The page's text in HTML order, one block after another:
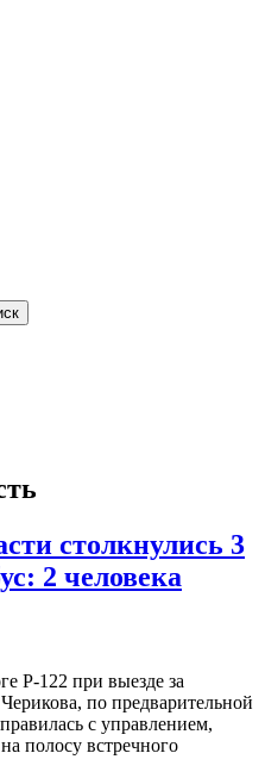
столкнулись 3
2 человека
Р-122 при выезде за
по предварительной
с управлением,
полосу встречного